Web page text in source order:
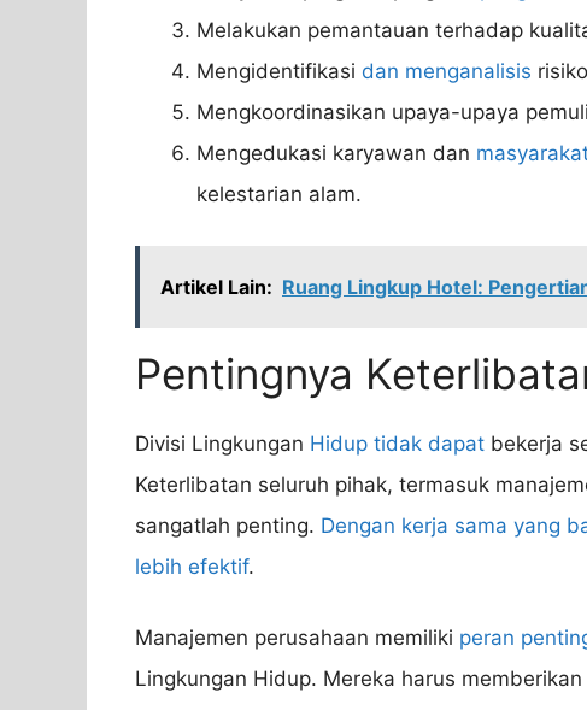
Melakukan pemantauan terhadap
Mengidentifikasi dan menganalisis
Mengkoordinasikan upaya-upaya
Mengedukasi karyawan dan
kelestarian alam.
Artikel Lain: Ruang Lingkup Hotel:
Pentingnya
Divisi Lingkungan Hidup tidak dapat bekerja
Keterlibatan seluruh pihak, termasuk
sangatlah penting. Dengan kerja sama yang
lebih efektif.
Manajemen perusahaan memiliki peran
Lingkungan Hidup. Mereka harus memberikan